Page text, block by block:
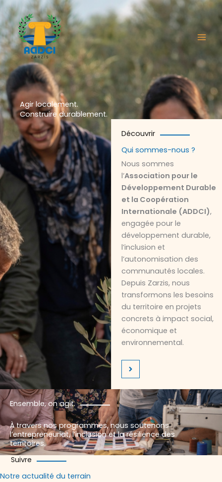
Aller
au
contenu
Agir localement.
Construire durablement.
Ensemble, on agit.
À travers nos programmes, nous soutenons
l’entrepreneuriat, l’inclusion et la résilience des
territoires.
Découvrir
Qui sommes-nous ?
Nous sommes
l’Association pour le
Développement Durable
et la Coopération
Internationale (ADDCI),
engagée pour le
développement durable,
l’inclusion et
l’autonomisation des
communautés locales.
Depuis Zarzis, nous
transformons les besoins
du territoire en projets
concrets à impact social,
économique et
environnemental.
Suivre
Notre actualité du terrain